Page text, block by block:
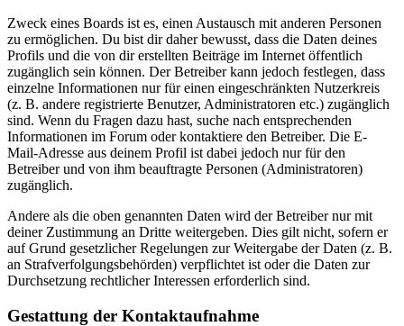
Zweck eines Boards ist es, einen Austausch mit anderen Personen
zu ermöglichen. Du bist dir daher bewusst, dass die Daten deines
Profils und die von dir erstellten Beiträge im Internet öffentlich
zugänglich sein können. Der Betreiber kann jedoch festlegen, dass
einzelne Informationen nur für einen eingeschränkten Nutzerkreis
(z. B. andere registrierte Benutzer, Administratoren etc.) zugänglich
sind. Wenn du Fragen dazu hast, suche nach entsprechenden
Informationen im Forum oder kontaktiere den Betreiber. Die E-
Mail-Adresse aus deinem Profil ist dabei jedoch nur für den
Betreiber und von ihm beauftragte Personen (Administratoren)
zugänglich.
Andere als die oben genannten Daten wird der Betreiber nur mit
deiner Zustimmung an Dritte weitergeben. Dies gilt nicht, sofern er
auf Grund gesetzlicher Regelungen zur Weitergabe der Daten (z. B.
an Strafverfolgungsbehörden) verpflichtet ist oder die Daten zur
Durchsetzung rechtlicher Interessen erforderlich sind.
Gestattung der Kontaktaufnahme